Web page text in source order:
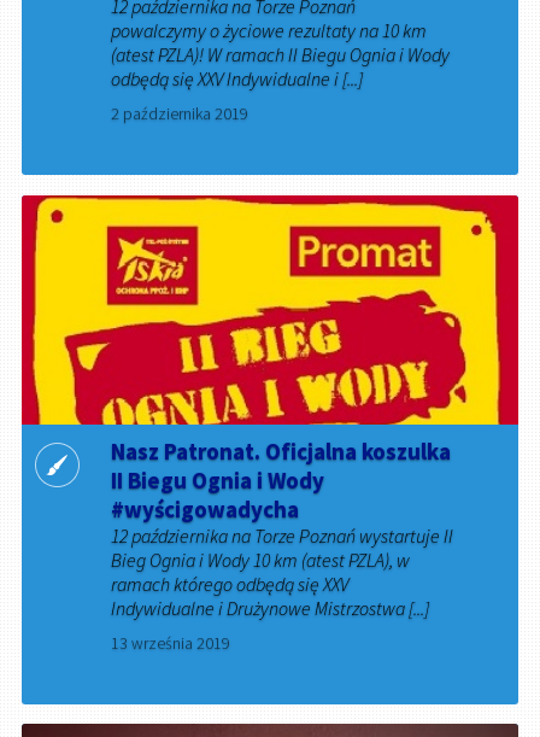
12 października na Torze Poznań
powalczymy o życiowe rezultaty na 10 km
(atest PZLA)! W ramach II Biegu Ognia i Wody
odbędą się XXV Indywidualne i [...]
2 października 2019
Nasz Patronat. Oficjalna koszulka
II Biegu Ognia i Wody
#wyścigowadycha
12 października na Torze Poznań wystartuje II
Bieg Ognia i Wody 10 km (atest PZLA), w
ramach którego odbędą się XXV
Indywidualne i Drużynowe Mistrzostwa [...]
13 września 2019